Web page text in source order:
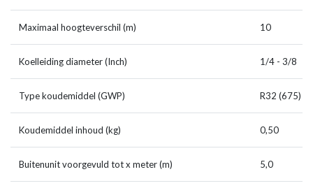
Maximaal hoogteverschil (m) 10
Koelleiding diameter (Inch) 1/4 - 3/8
Type koudemiddel (GWP) R32 (675)
Koudemiddel inhoud (kg) 0,50
Buitenunit voorgevuld tot x meter (m) 5,0